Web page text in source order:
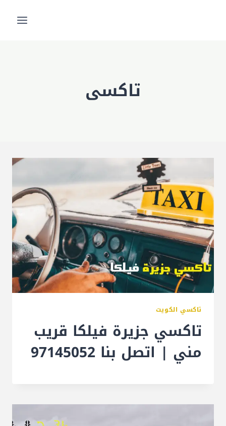
تاكسى
تاكسي الكويت
تاكسي جزيرة فيلكا قريب
مني | اتصل بنا 97145052